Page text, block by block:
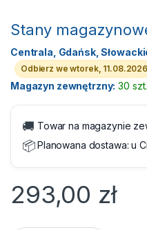
Stany
Centrala, Gdańsk,
Odbierz we wtorek, 11.08.2026
Magazyn zewnętrzny: 30 szt.
🚚 Towar na magazynie
📦Planowana dostawa:u
293,00 zł